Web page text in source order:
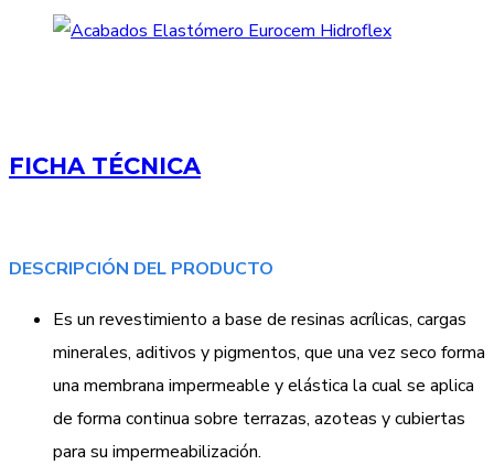
FICHA TÉCNICA
DESCRIPCIÓN DEL PRODUCTO
Es un revestimiento a base de resinas acrílicas, cargas
minerales, aditivos y pigmentos, que una vez seco forma
una membrana impermeable y elástica la cual se aplica
de forma continua sobre terrazas, azoteas y cubiertas
para su impermeabilización.